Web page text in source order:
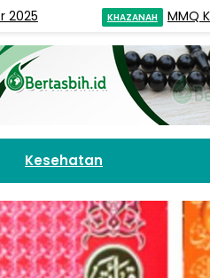
MMQ Korcam
Kesehatan